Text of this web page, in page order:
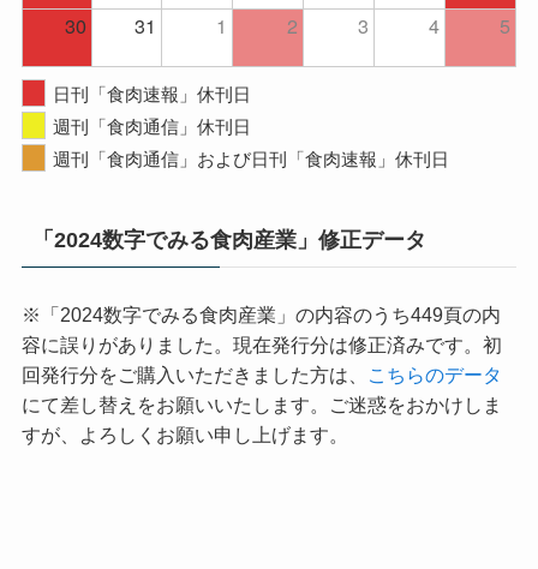
30
31 1 2 3 4 5
日刊「食肉速報」休刊日
週刊「食肉通信」休刊日
週刊「食肉通信」および日刊「食肉速報」休刊日
「2024数字でみる食肉産業」修正データ
※「2024数字でみる食肉産業」の内容のうち449頁の内
容に誤りがありました。現在発行分は修正済みです。初
回発行分をご購入いただきました方は、
こちらのデータ
にて差し替えをお願いいたします。ご迷惑をおかけしま
すが、よろしくお願い申し上げます。